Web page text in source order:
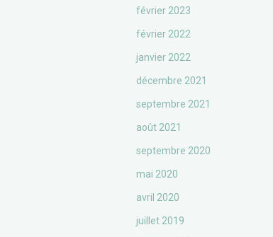
février 2023
février 2022
janvier 2022
décembre 2021
septembre 2021
août 2021
septembre 2020
mai 2020
avril 2020
juillet 2019